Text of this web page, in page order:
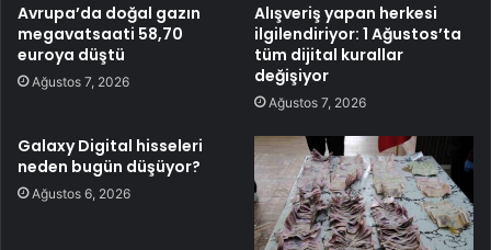
Avrupa’da doğal gazın
megavatsaati 58,70
euroya düştü
Ağustos 7, 2026
Alışveriş yapan herkesi
ilgilendiriyor: 1 Ağustos’ta
tüm dijital kurallar
değişiyor
Ağustos 7, 2026
Galaxy Digital hisseleri
neden bugün düşüyor?
Ağustos 6, 2026